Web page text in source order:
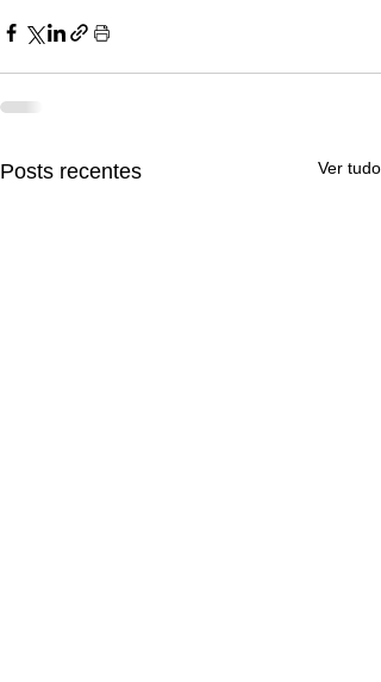
Posts recentes Ver tudo